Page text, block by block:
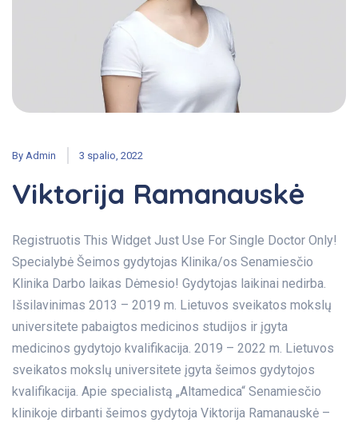
By Admin 3 spalio, 2022
Viktorija Ramanauskė
Registruotis This Widget Just Use For Single Doctor Only!
Specialybė Šeimos gydytojas Klinika/os Senamiesčio
Klinika Darbo laikas Dėmesio! Gydytojas laikinai nedirba.
Išsilavinimas 2013 – 2019 m. Lietuvos sveikatos mokslų
universitete pabaigtos medicinos studijos ir įgyta
medicinos gydytojo kvalifikacija. 2019 – 2022 m. Lietuvos
sveikatos mokslų universitete įgyta šeimos gydytojos
kvalifikacija. Apie specialistą „Altamedica“ Senamiesčio
klinikoje dirbanti šeimos gydytoja Viktorija Ramanauskė –